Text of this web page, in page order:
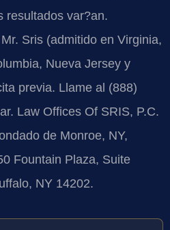
resultados var?an.
Sris (admitido en Virginia,
Nueva Jersey y
previa. Llame al (888)
Law Offices Of SRIS, P.C.
de Monroe, NY,
Fountain Plaza, Suite
NY 14202.